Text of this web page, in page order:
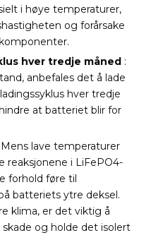
i høye temperaturer,
og forårsake
hver tredje måned :
anbefales det å lade
hver tredje
at batteriet blir for
Mens lave temperaturer
reaksjonene i LiFePO4-
forhold føre til
batteriets ytre deksel.
klima, er det viktig å
og holde det isolert